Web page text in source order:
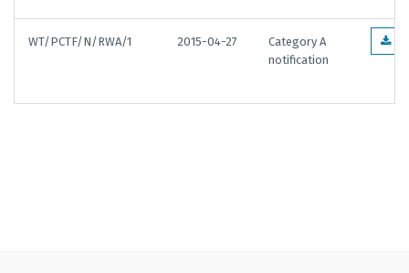
WT/PCTF/N/RWA/1 2015-04-27
Category A
notification